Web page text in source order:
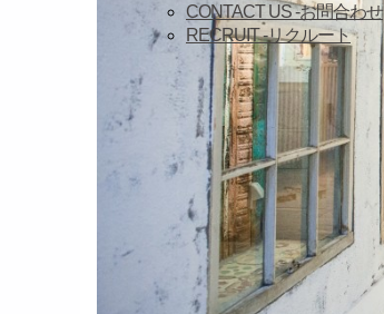
CONTACT US-お問合わせ
RECRUIT-リクルート